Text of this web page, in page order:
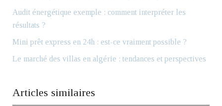
Audit énergétique exemple : comment interpréter les
résultats ?
Mini prêt express en 24h : est-ce vraiment possible ?
Le marché des villas en algérie : tendances et perspectives
Articles similaires